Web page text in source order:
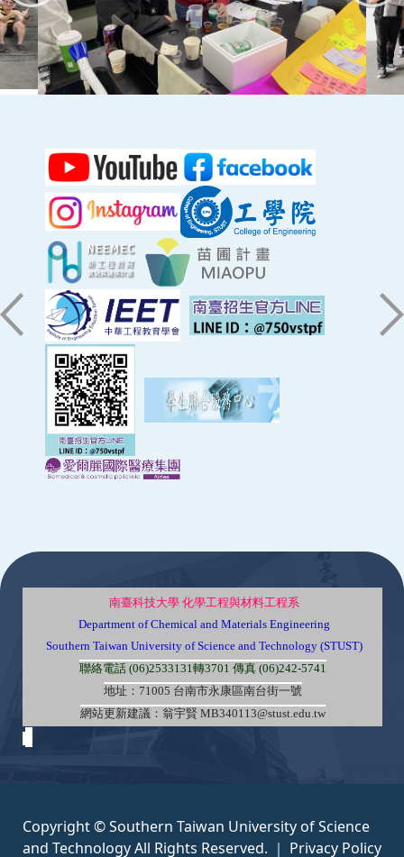
南臺科技大學 化學工程與材料工程系
Department of Chemical and Materials Engineering
Southern Taiwan University of Science and Technology (STUST)
聯絡電話 (06)2533131轉3701 傳真 (06)242-5741
地址：71005 台南市永康區南台街一號
網站更新建議：翁宇賢 MB340113@stust.edu.tw
Copyright © Southern Taiwan University of Science
and Technology All Rights Reserved. ｜ Privacy Policy